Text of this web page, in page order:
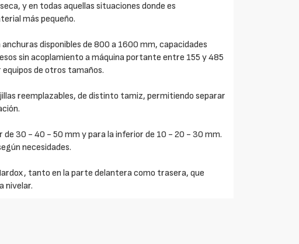
y en todas aquellas situaciones donde es
más pequeño.
disponibles de 800 a 1600 mm, capacidades
sin acoplamiento a máquina portante entre 155 y 485
equipos de otros tamaños.
reemplazables, de distinto tamiz, permitiendo separar
de 30 - 40 - 50 mm y para la inferior de 10 - 20 - 30 mm.
necesidades.
tanto en la parte delantera como trasera, que
nivelar.